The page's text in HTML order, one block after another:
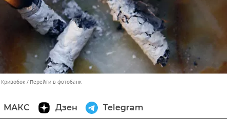
Перейти в фотобанк
МАКС Дзен Telegram